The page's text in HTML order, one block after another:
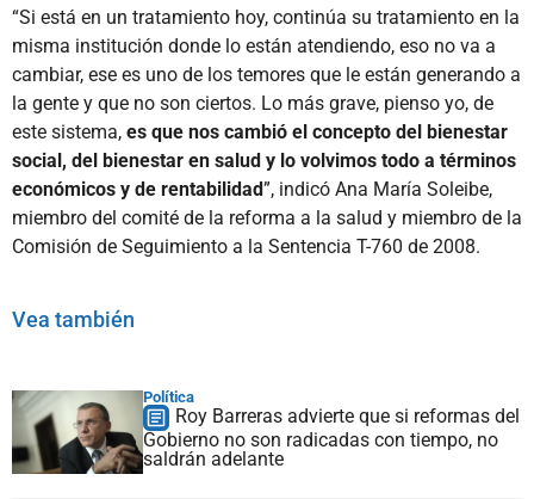
“Si está en un tratamiento hoy, continúa su tratamiento en la
misma institución donde lo están atendiendo, eso no va a
cambiar, ese es uno de los temores que le están generando a
la gente y que no son ciertos. Lo más grave, pienso yo, de
este sistema, es que nos cambió el concepto del bienestar
social, del bienestar en salud y lo volvimos todo a términos
económicos y de rentabilidad”, indicó Ana María Soleibe,
miembro del comité de la reforma a la salud y miembro de la
Comisión de Seguimiento a la Sentencia T-760 de 2008.
Vea también
Política
Roy Barreras advierte que si reformas del
Gobierno no son radicadas con tiempo, no
saldrán adelante